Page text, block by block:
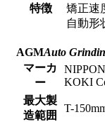
特徴
矯正速
自動形
AGMAuto
マーカ
ー
KOKI
最大製
造範囲
T-